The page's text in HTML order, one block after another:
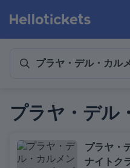
プラヤ・デル
プラヤ・
ナイトク